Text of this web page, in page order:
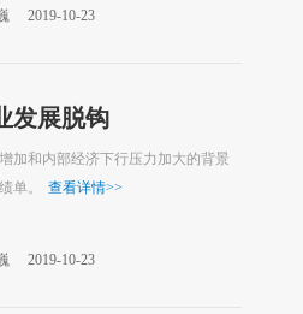
2019-10-23
发展脱钩
加和内部经济下行压力加大的背景
单。
查看详情>>
2019-10-23